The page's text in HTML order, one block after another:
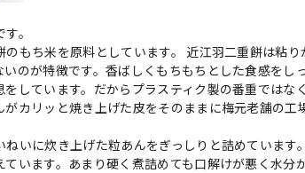
。
もち米を原料としています。 近江羽二重餅は粘
のが特徴です。香ばしくもちもちとした食感をし
しています。だからプラスティク製の番重ではな
がカリッと焼き上げた皮をそのままに梅元老舗の
いに炊き上げた粒あんをぎっしりと詰めています。
ています。あまり硬く煮詰めても口解けが悪く水